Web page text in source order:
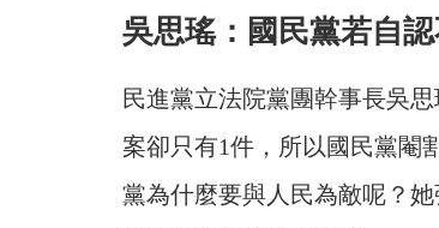
吳思瑤：國民黨若自
民進黨立法院黨團幹事長吳
案卻只有1件，所以國民黨閹
黨為什麼要與人民為敵呢？